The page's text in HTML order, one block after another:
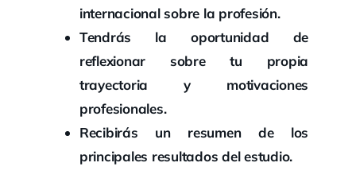
internacional sobre la profesión.
Tendrás la oportunidad de
reflexionar sobre tu propia
trayectoria y motivaciones
profesionales.
Recibirás un resumen de los
principales resultados del estudio.